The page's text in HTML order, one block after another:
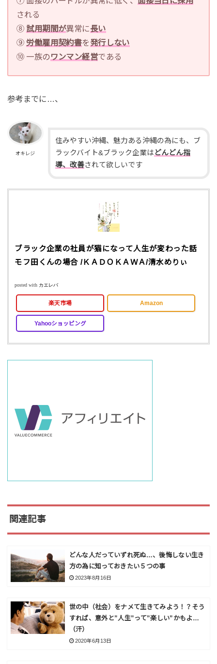
される
⑧ 試用期間が異常に長い
⑨ 労働雇用契約書を発行しない
⑩ 一族のワンマン経営である
参考までに…、
オキレジ
住みやすい沖縄、魅力ある沖縄の為にも、ブ
ラックバイト&ブラック企業は どんどん指
導、改善されて欲しいです
ブラック企業の社員が猫になって人生が変わった話
モフ田くんの場合 /ＫＡＤＯＫＡＷＡ/清水めりぃ
posted with カエレバ
楽天市場 Amazon
Yahooショッピング
関連記事
どんな人だっていずれ死ぬ…、後悔しない生き
方の為に知っておきたい５つの事
2023年8月16日
世の中（社会）をナメて生きてみよう！？そう
すれば、意外と”人生”って”楽しい”かもよ…
（汗）
2020年6月13日